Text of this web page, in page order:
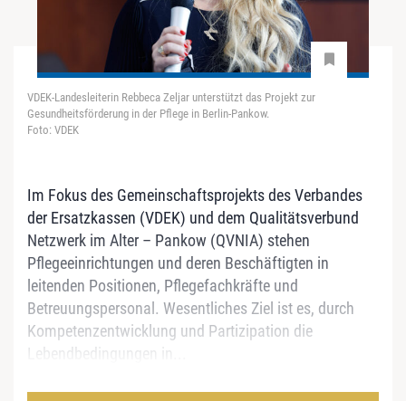
VDEK-Landesleiterin Rebbeca Zeljar unterstützt das Projekt zur
Gesundheitsförderung in der Pflege in Berlin-Pankow.
Foto: VDEK
Im Fokus des Gemeinschaftsprojekts des Verbandes
der Ersatzkassen (VDEK) und dem Qualitätsverbund
Netzwerk im Alter – Pankow (QVNIA) stehen
Pflegeeinrichtungen und deren Beschäftigten in
leitenden Positionen, Pflegefachkräfte und
Betreuungspersonal. Wesentliches Ziel ist es, durch
Kompetenzentwicklung und Partizipation die
Lebendbedingungen in...